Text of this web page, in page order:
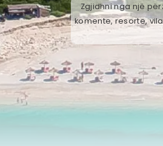
Zgjidhni nga një
komente, resorte,